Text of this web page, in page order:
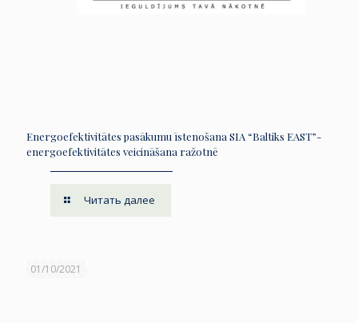
Energoefektivitātes pasākumu īstenošana SIA “Baltiks EAST”-
energoefektivitātes veicināšana ražotnē
Читать далее
01/10/2021